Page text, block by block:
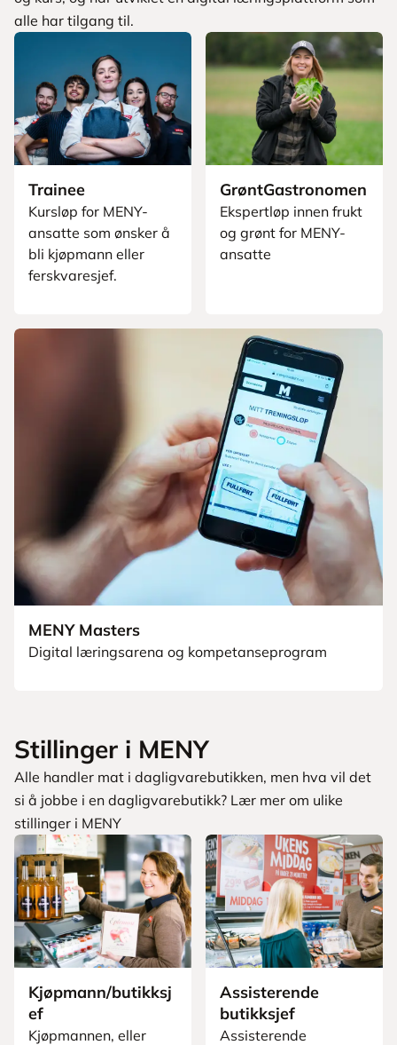
alle har tilgang til.
Trainee
Kursløp for MENY-
ansatte som ønsker å
bli kjøpmann eller
ferskvaresjef.
GrøntGastronomen
Ekspertløp innen frukt
og grønt for MENY-
ansatte
MENY Masters
Digital læringsarena og kompetanseprogram
Stillinger i MENY
Alle handler mat i dagligvarebutikken, men hva vil det
si å jobbe i en dagligvarebutikk? Lær mer om ulike
stillinger i MENY
Kjøpmann/butikksj
ef
Kjøpmannen, eller
Assisterende
butikksjef
Assisterende